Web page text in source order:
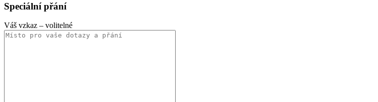
Speciální přání
Váš vzkaz – volitelné